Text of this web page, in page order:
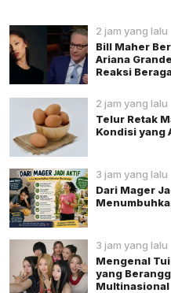
2 jam yang lalu
Bill Maher
Ariana
Reaksi
2 jam yang lalu
Telur Retak
Kondisi yang
3 jam yang lalu
Dari Mager
3 jam yang lalu
Mengenal
yang
Multinasional